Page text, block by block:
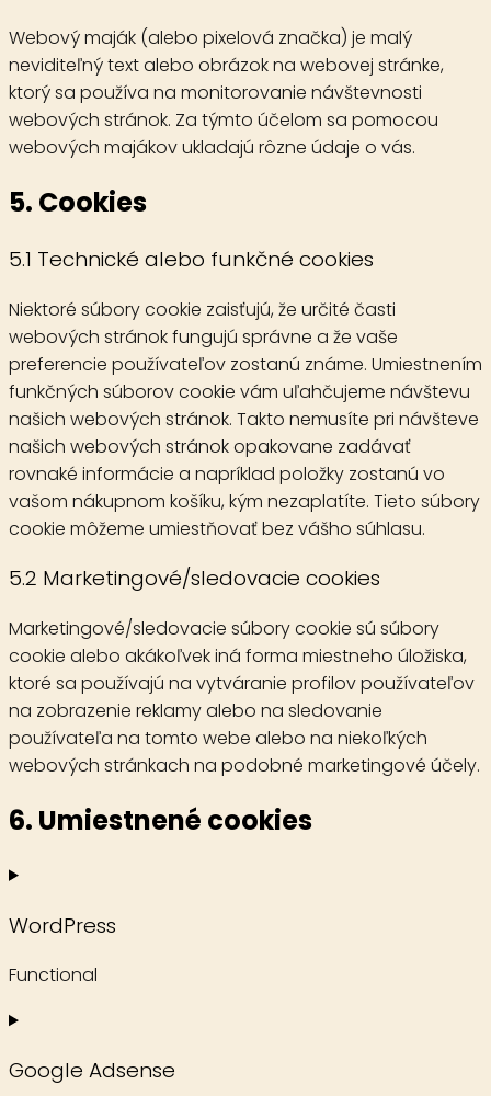
Webový maják (alebo pixelová značka) je malý
neviditeľný text alebo obrázok na webovej stránke,
ktorý sa používa na monitorovanie návštevnosti
webových stránok. Za týmto účelom sa pomocou
webových majákov ukladajú rôzne údaje o vás.
5. Cookies
5.1 Technické alebo funkčné cookies
Niektoré súbory cookie zaisťujú, že určité časti
webových stránok fungujú správne a že vaše
preferencie používateľov zostanú známe. Umiestnením
funkčných súborov cookie vám uľahčujeme návštevu
našich webových stránok. Takto nemusíte pri návšteve
našich webových stránok opakovane zadávať
rovnaké informácie a napríklad položky zostanú vo
vašom nákupnom košíku, kým nezaplatíte. Tieto súbory
cookie môžeme umiestňovať bez vášho súhlasu.
5.2 Marketingové/sledovacie cookies
Marketingové/sledovacie súbory cookie sú súbory
cookie alebo akákoľvek iná forma miestneho úložiska,
ktoré sa používajú na vytváranie profilov používateľov
na zobrazenie reklamy alebo na sledovanie
používateľa na tomto webe alebo na niekoľkých
webových stránkach na podobné marketingové účely.
6. Umiestnené cookies
WordPress
Functional
Consent
service
Google Adsense